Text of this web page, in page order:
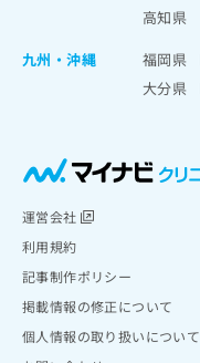
高知県
九州・沖縄
福岡県
大分県
運営会社
利用規約
記事制作ポリシー
掲載情報の修正について
個人情報の取り扱いについて